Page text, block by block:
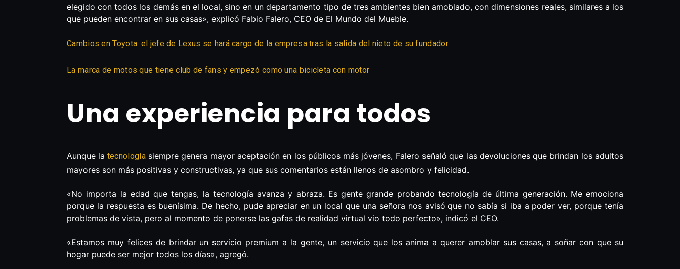
elegido con todos los demás en el local, sino en un departamento tipo de tres ambientes bien amoblado, con dimensiones reales, similares a los
que pueden encontrar en sus casas», explicó Fabio Falero, CEO de El Mundo del Mueble.
Cambios en Toyota: el jefe de Lexus se hará cargo de la empresa tras la salida del nieto de su fundador
La marca de motos que tiene club de fans y empezó como una bicicleta con motor
Una experiencia para todos
Aunque la tecnologíasiempre genera mayor aceptación en los públicos más jóvenes, Falero señaló que las devoluciones que brindan los adultos
mayores son más positivas y constructivas, ya que sus comentarios están llenos de asombro y felicidad.
«No importa la edad que tengas, la tecnología avanza y abraza. Es gente grande probando tecnología de última generación. Me emociona
porque la respuesta es buenísima. De hecho, pude apreciar en un local que una señora nos avisó que no sabía si iba a poder ver, porque tenía
problemas de vista, pero al momento de ponerse las gafas de realidad virtual vio todo perfecto», indicó el CEO.
«Estamos muy felices de brindar un servicio premium a la gente, un servicio que los anima a querer amoblar sus casas, a soñar con que su
hogar puede ser mejor todos los días», agregó.